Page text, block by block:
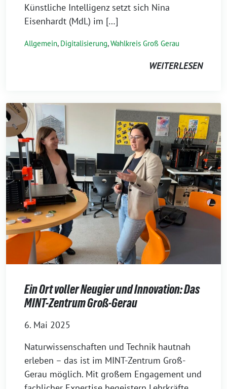
Künstliche Intelligenz setzt sich Nina
Eisenhardt (MdL) im […]
Allgemein, Digitalisierung,Wahlkreis Groß Gerau
WEITERLESEN
Ein Ort voller Neugier und Innovation: Das
MINT-Zentrum Groß-Gerau
6. Mai 2025
Naturwissenschaften und Technik hautnah
erleben – das ist im MINT-Zentrum Groß-
Gerau möglich. Mit großem Engagement und